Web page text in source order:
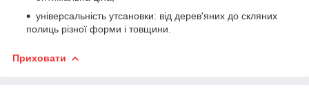
універсальність утсановки: від дерев'яних до скляних
полиць різної форми і товщини.
Приховати